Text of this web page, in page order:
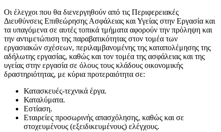
Οι έλεγχοι που θα διενεργηθούν από τις Περιφερειακές
Διευθύνσεις Επιθεώρησης Ασφάλειας και Υγείας στην Εργασία και
τα υπαγόμενα σε αυτές τοπικά τμήματα αφορούν την πρόληψη και
την αντιμετώπιση της παραβατικότητας στον τομέα των
εργασιακών σχέσεων, περιλαμβανομένης της καταπολέμησης της
αδήλωτης εργασίας, καθώς και τον τομέα της ασφάλειας και της
υγείας στην εργασία σε όλους τους κλάδους οικονομικής
δραστηριότητας, με κύρια προτεραιότητα σε:
Κατασκευές-τεχνικά έργα.
Καταλύματα.
Εστίαση.
Εταιρείες προσωρινής απασχόλησης, καθώς και σε
στοχευμένους (εξειδικευμένους) ελέγχους.